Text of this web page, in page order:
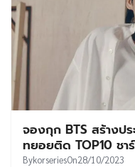
จองกุก BTS สร้างป
ทยอยติด TOP10 ชา
BykorseriesOn28/10/2023